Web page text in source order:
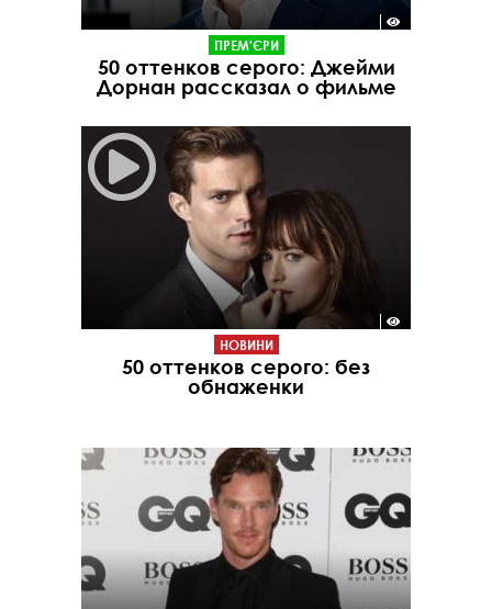
ПРЕМ'ЄРИ
50 оттенков серого: Джейми
Дорнан рассказал о фильме
НОВИНИ
50 оттенков серого: без
обнаженки